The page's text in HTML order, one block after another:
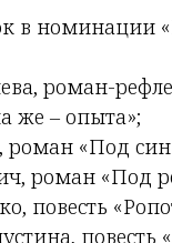
в номинации
роман-
же – опыта»;
роман «Под
роман «Под
повесть
повесть